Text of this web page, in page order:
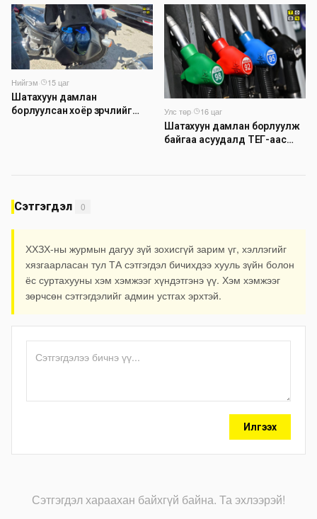
шинэчлэлийн төсвийг
шийдвэрлэхээр болов
Нийгэм·
15 цаг
Шатахуун дамлан
борлуулсан хоёр зөрчлийг
Улс төр·
16 цаг
Шатахуун дамлан борлуулж
байгаа асуудалд ТЕГ-аас
Сэтгэгдэл 0
ХХЗХ-ны журмын дагуу зүй зохисгүй зарим үг, хэллэгийг
хязгаарласан тул ТА сэтгэгдэл бичихдээ хууль зүйн болон
ёс суртахууны хэм хэмжээг хүндэтгэнэ үү. Хэм хэмжээг
зөрчсөн сэтгэгдэлийг админ устгах эрхтэй.
Илгээх
Сэтгэгдэл хараахан байхгүй байна. Та эхлээрэй!